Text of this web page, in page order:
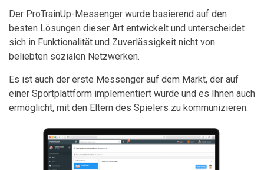
Der ProTrainUp-Messenger wurde basierend auf den
besten Lösungen dieser Art entwickelt und unterscheidet
sich in Funktionalität und Zuverlässigkeit nicht von
beliebten sozialen Netzwerken.
Es ist auch der erste Messenger auf dem Markt, der auf
einer Sportplattform implementiert wurde und es Ihnen auch
ermöglicht, mit den Eltern des Spielers zu kommunizieren.